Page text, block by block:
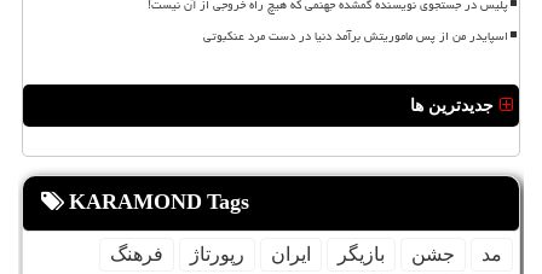
اسپایدر من از پس ماموریتش برآمد دنیا در دست مرد عنکبوتی
جدیدترین ها
KARAMOND Tags
مد جشن بازیگر ایران رپورتاژ
فرهنگ